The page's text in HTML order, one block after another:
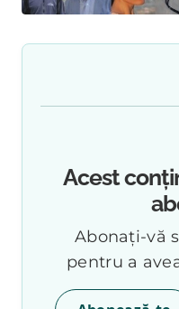
Acest
Abonați-vă
pentru a